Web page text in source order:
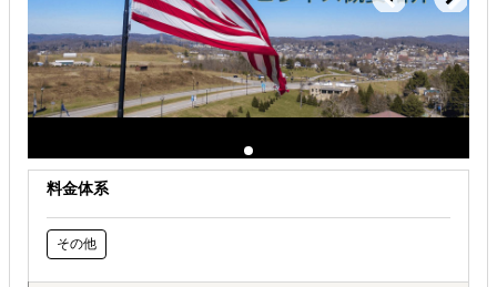
自社事業に最適な進出形態を知りたい
店舗出店のサポートをして欲しい
料金体系
その他